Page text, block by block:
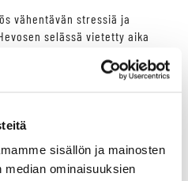
sisällön ja mainosten
median ominaisuuksien
vähentävän stressiä ja
selässä vietetty aika
Hevosen kanssa
ja läsnäoloa, mikä auttaa
yhdistelmän fyysistä
SELÄSSÄ